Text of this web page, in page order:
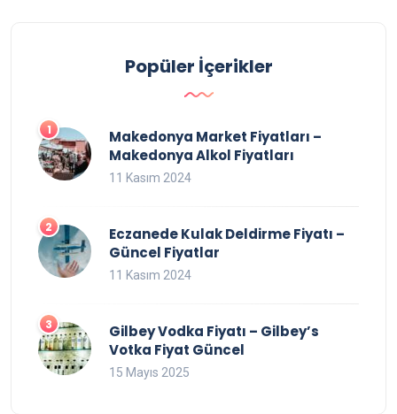
Popüler İçerikler
Makedonya Market Fiyatları –
Makedonya Alkol Fiyatları
11 Kasım 2024
Eczanede Kulak Deldirme Fiyatı –
Güncel Fiyatlar
11 Kasım 2024
Gilbey Vodka Fiyatı – Gilbey’s
Votka Fiyat Güncel
15 Mayıs 2025